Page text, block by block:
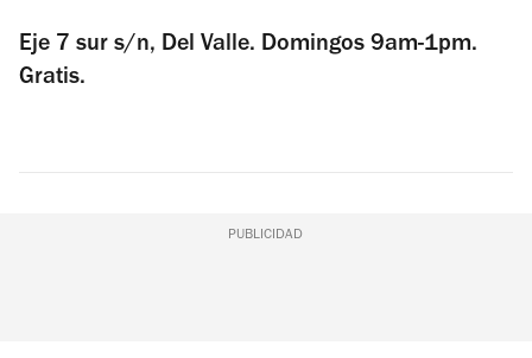
Eje 7 sur s/n, Del Valle. Domingos 9am-1pm.
Gratis.
PUBLICIDAD